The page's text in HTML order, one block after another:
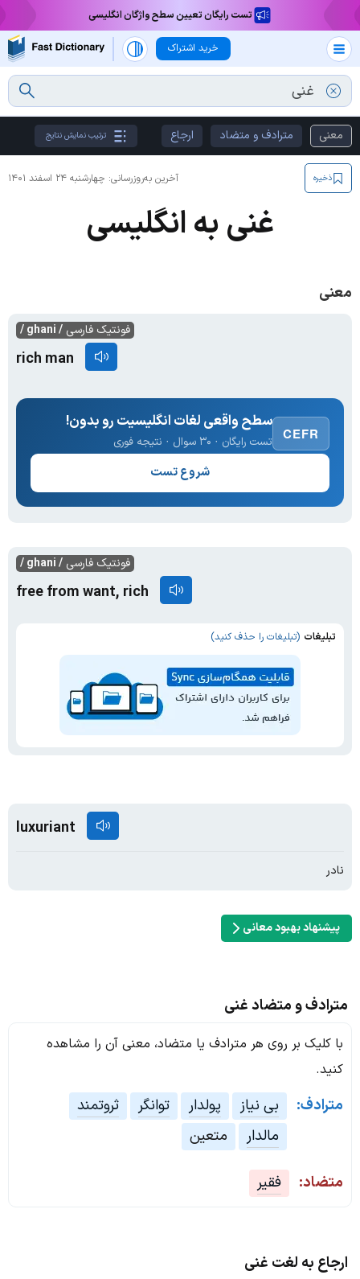
تست رایگان تعیین سطح واژگان انگلیسی
خرید اشتراک
معنی مترادف و متضاد ارجاع ترتیب نمایش نتایج
آخرین به‌روزرسانی: چهارشنبه ۲۴ اسفند ۱۴۰۱ ذخیره
غنی به انگلیسی
معنی
فونتیک فارسی / ghani /
rich man
CEFR
سطح واقعی لغات انگلیسیت رو بدون!
تست رایگان · ۳۰ سوال · نتیجه فوری
شروع تست
فونتیک فارسی / ghani /
free from want, rich
تبلیغات (تبلیغات را حذف کنید)
luxuriant
نادر
پیشنهاد بهبود معانی
مترادف و متضاد غنی
با کلیک بر روی هر مترادف یا متضاد، معنی آن را مشاهده
کنید.
مترادف: بی نیاز پولدار توانگر
ثروتمند
مالدار
متعین
متضاد: فقیر
ارجاع به لغت غنی